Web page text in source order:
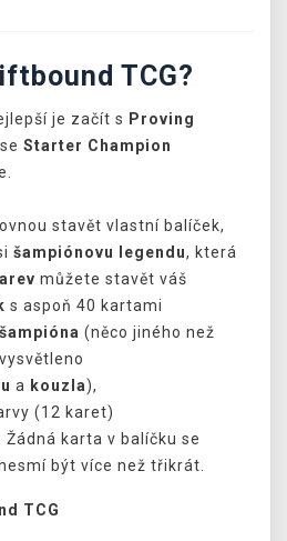
TCG?
je začít s Proving
Starter Champion
stavět vlastní balíček,
šampiónovu legendu, která
můžete stavět váš
s aspoň 40 kartami
(něco jiného než
a kouzla),
(12 karet)
karta v balíčku se
být více než třikrát.
TCG